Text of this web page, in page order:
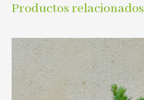
Productos relacionados